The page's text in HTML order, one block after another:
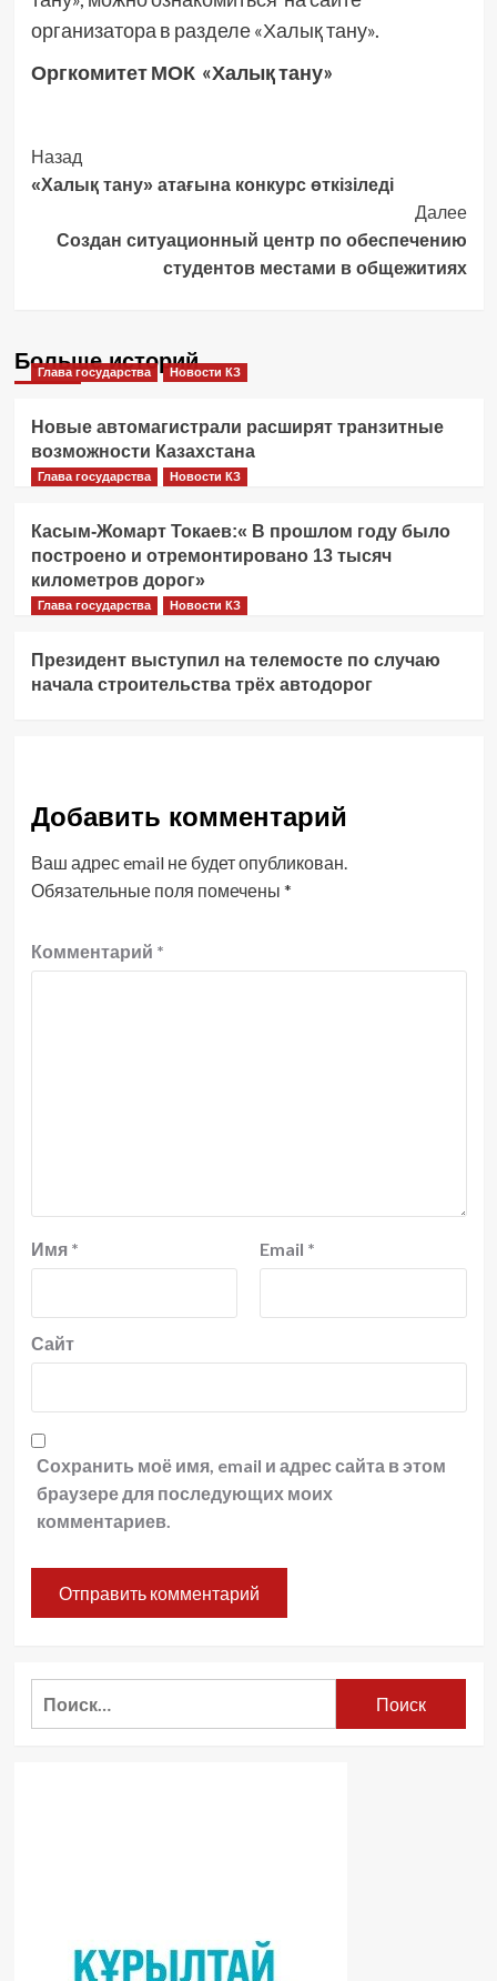
организатора в разделе «Халық тану».
Оргкомитет МОК «Халық тану»
Post
Navigation
Назад
«Халық тану» атағына конкурс өткізіледі
Далее
Создан ситуационный центр по обеспечению
студентов местами в общежитиях
Больше историй
Глава государства Новости КЗ
Новые автомагистрали расширят транзитные
возможности Казахстана
Глава государства Новости КЗ
Касым-Жомарт Токаев:« В прошлом году было
построено и отремонтировано 13 тысяч
километров дорог»
Глава государства Новости КЗ
Президент выступил на телемосте по случаю
начала строительства трёх автодорог
Добавить комментарий
Ваш адрес email не будет опубликован.
Обязательные поля помечены *
Комментарий *
Имя * Email *
Сайт
Сохранить моё имя, email и адрес сайта в этом
браузере для последующих моих
комментариев.